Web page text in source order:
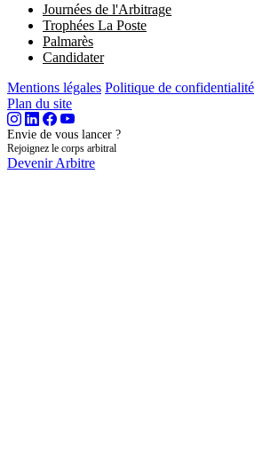
Journées de l'Arbitrage
Trophées La Poste
Palmarès
Candidater
Mentions légales Politique de confidentialité
Plan du site
Envie de vous lancer ?
Rejoignez le corps arbitral
Devenir Arbitre